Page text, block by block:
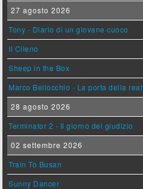
27 agosto 2026
Tony - Diario di un giovane cuoco
Il Cileno
Sheep in the Box
Marco Bellocchio - La porta della
28 agosto 2026
Terminator 2 - Il giorno del giudizio
02 settembre 2026
Train To Busan
Sunny Dancer